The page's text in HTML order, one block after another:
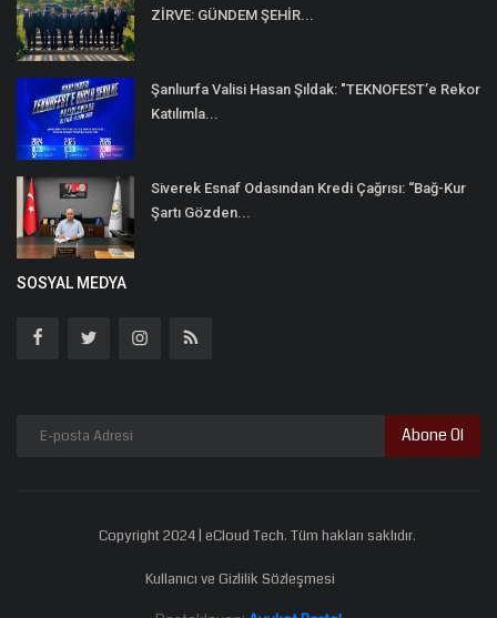
ZİRVE: GÜNDEM ŞEHİR...
Şanlıurfa Valisi Hasan Şıldak: "TEKNOFEST’e Rekor
Katılımla...
Siverek Esnaf Odasından Kredi Çağrısı: “Bağ-Kur
Şartı Gözden...
SOSYAL MEDYA
Abone Ol
Copyright 2024 | eCloud Tech. Tüm hakları saklıdır.
Kullanıcı ve Gizlilik Sözleşmesi